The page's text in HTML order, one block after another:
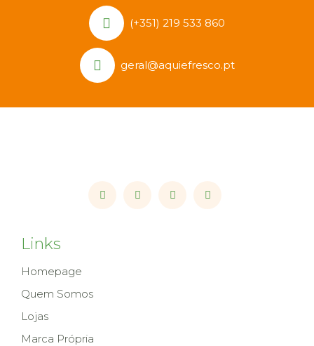
(+351) 219 533 860
geral@aquiefresco.pt
Links
Homepage
Quem Somos
Lojas
Marca Própria